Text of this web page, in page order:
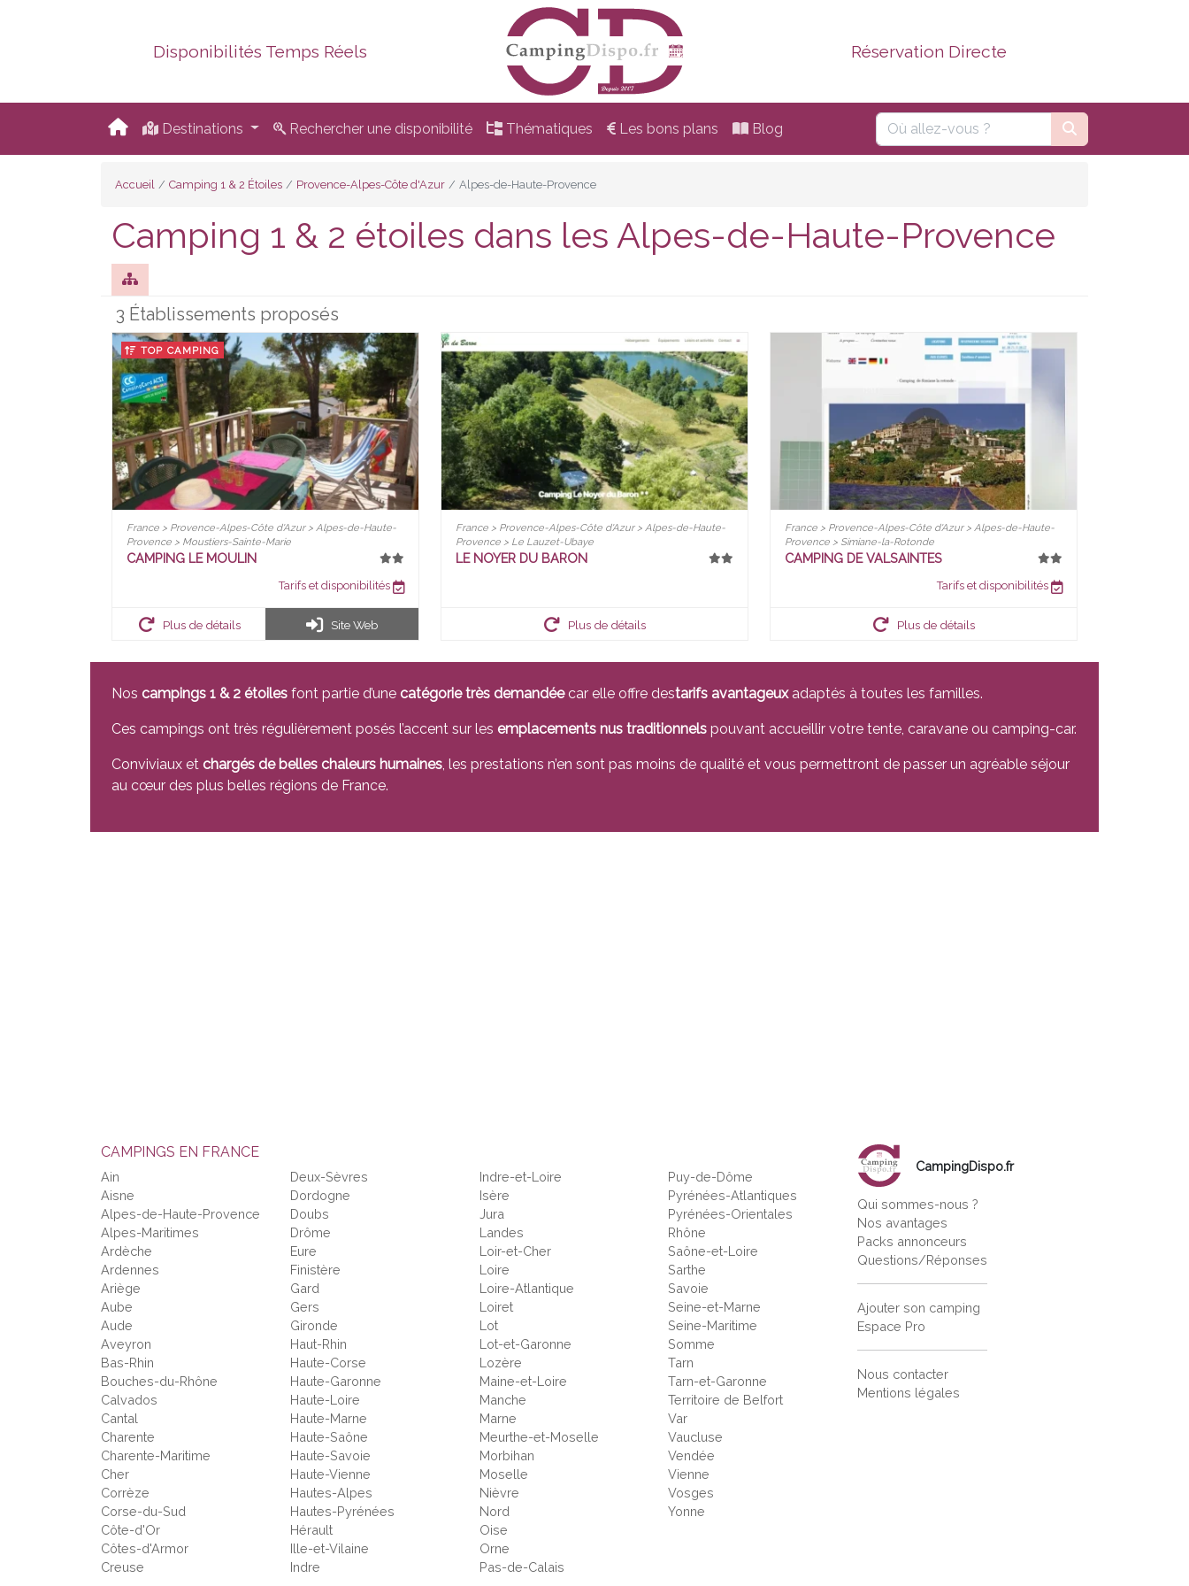
Disponibilités Temps Réels Réservation Directe
Destinations Rechercher une disponibilité Thématiques Les bons plans Blog
Accueil Camping 1 & 2 Étoiles Provence-Alpes-Côte d'Azur Alpes-de-Haute-Provence
Camping 1 & 2 étoiles dans les Alpes-de-Haute-Provence
3 Établissements proposés
TOP CAMPING
France > Provence-Alpes-Côte d'Azur > Alpes-de-Haute-
Provence > Moustiers-Sainte-Marie
CAMPING LE MOULIN
Tarifs et disponibilités
Plus de détails Site Web
France > Provence-Alpes-Côte d'Azur > Alpes-de-Haute-
Provence > Le Lauzet-Ubaye
LE NOYER DU BARON
Plus de détails
France > Provence-Alpes-Côte d'Azur > Alpes-de-Haute-
Provence > Simiane-la-Rotonde
CAMPING DE VALSAINTES
Tarifs et disponibilités
Plus de détails
Nos campings 1 & 2 étoiles font partie d’une catégorie très demandéecar elle offre destarifs avantageuxadaptés à toutes les familles.
Ces campings ont très régulièrement posés l’accent sur les emplacements nus traditionnels pouvant accueillir votre tente, caravane ou camping-car.
Conviviaux et chargés de belles chaleurs humaines, les prestations n’en sont pas moins de qualité et vous permettront de passer un agréable séjour
au cœur des plus belles régions de France.
CAMPINGS EN FRANCE
Ain
Aisne
Alpes-de-Haute-Provence
Alpes-Maritimes
Ardèche
Ardennes
Ariège
Aube
Aude
Aveyron
Bas-Rhin
Bouches-du-Rhône
Calvados
Cantal
Charente
Charente-Maritime
Cher
Corrèze
Corse-du-Sud
Côte-d'Or
Côtes-d'Armor
Creuse
Deux-Sèvres
Dordogne
Doubs
Drôme
Eure
Finistère
Gard
Gers
Gironde
Haut-Rhin
Haute-Corse
Haute-Garonne
Haute-Loire
Haute-Marne
Haute-Saône
Haute-Savoie
Haute-Vienne
Hautes-Alpes
Hautes-Pyrénées
Hérault
Ille-et-Vilaine
Indre
Indre-et-Loire
Isère
Jura
Landes
Loir-et-Cher
Loire
Loire-Atlantique
Loiret
Lot
Lot-et-Garonne
Lozère
Maine-et-Loire
Manche
Marne
Meurthe-et-Moselle
Morbihan
Moselle
Nièvre
Nord
Oise
Orne
Pas-de-Calais
Puy-de-Dôme
Pyrénées-Atlantiques
Pyrénées-Orientales
Rhône
Saône-et-Loire
Sarthe
Savoie
Seine-et-Marne
Seine-Maritime
Somme
Tarn
Tarn-et-Garonne
Territoire de Belfort
Var
Vaucluse
Vendée
Vienne
Vosges
Yonne
CampingDispo.fr
Qui sommes-nous ?
Nos avantages
Packs annonceurs
Questions/Réponses
Ajouter son camping
Espace Pro
Nous contacter
Mentions légales